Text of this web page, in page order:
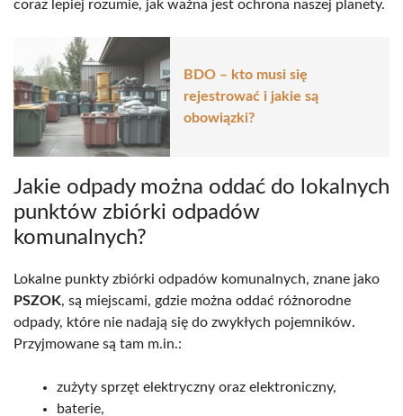
coraz lepiej rozumie, jak ważna jest ochrona naszej planety.
BDO – kto musi się
rejestrować i jakie są
obowiązki?
Jakie odpady można oddać do lokalnych
punktów zbiórki odpadów
komunalnych?
Lokalne punkty zbiórki odpadów komunalnych, znane jako
PSZOK, są miejscami, gdzie można oddać różnorodne
odpady, które nie nadają się do zwykłych pojemników.
Przyjmowane są tam m.in.:
zużyty sprzęt elektryczny oraz elektroniczny,
baterie,